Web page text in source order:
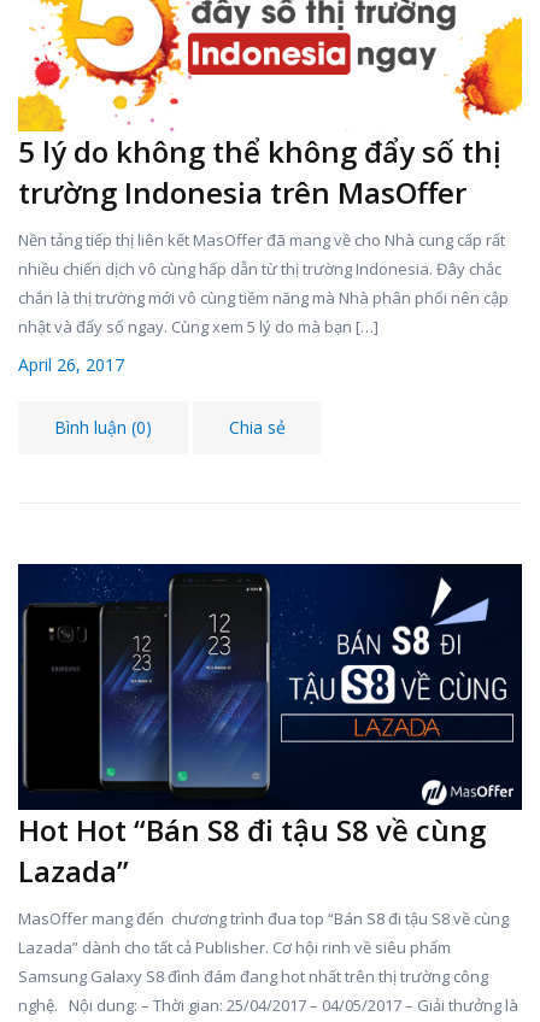
5 lý do không thể không đẩy số thị
trường Indonesia trên MasOffer
Nền tảng tiếp thị liên kết MasOffer đã mang về cho Nhà cung cấp rất
nhiều chiến dịch vô cùng hấp dẫn từ thị trường Indonesia. Đây chắc
chắn là thị trường mới vô cùng tiềm năng mà Nhà phân phối nên cập
nhật và đẩy số ngay. Cùng xem 5 lý do mà bạn […]
April 26, 2017
Bình luận (0) Chia sẻ
Hot Hot “Bán S8 đi tậu S8 về cùng
Lazada”
MasOffer mang đến chương trình đua top “Bán S8 đi tậu S8 về cùng
Lazada” dành cho tất cả Publisher. Cơ hội rinh về siêu phẩm
Samsung Galaxy S8 đình đám đang hot nhất trên thị trường công
nghệ. Nội dung: – Thời gian: 25/04/2017 – 04/05/2017 – Giải thưởng là